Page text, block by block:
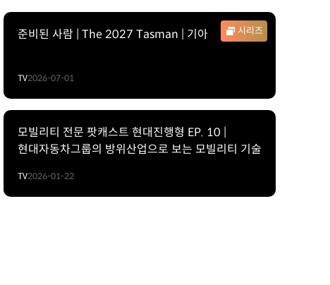
시리즈
준비된 사람 | The 2027 Tasman | 기아
TV2026-07-01
모빌리티 전문 팟캐스트 현대진행형 EP. 10 |
현대자동차그룹의 방위산업으로 보는 모빌리티 기술
TV2026-01-22